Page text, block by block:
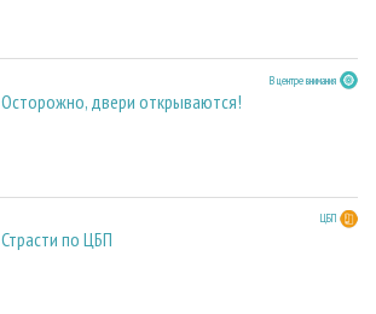
В центре внимания
Осторожно, двери открываются!
ЦБП
Страсти по ЦБП